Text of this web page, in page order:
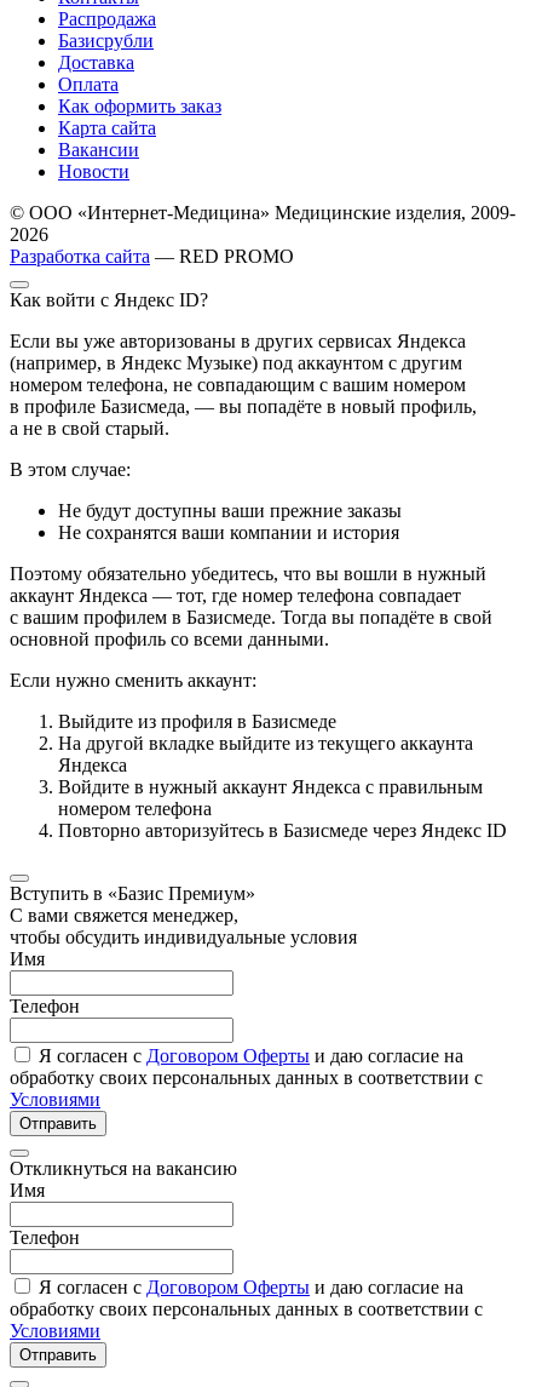
Распродажа
Базисрубли
Доставка
Оплата
Как оформить заказ
Карта сайта
Вакансии
Новости
© ООО «Интернет-Медицина» Медицинские изделия, 2009-
2026
Разработка сайта — RED PROMO
Как войти с Яндекс ID?
Если вы уже авторизованы в других сервисах Яндекса
(например, в Яндекс Музыке) под аккаунтом с другим
номером телефона, не совпадающим с вашим номером
в профиле Базисмеда, — вы попадёте в новый профиль,
а не в свой старый.
В этом случае:
Не будут доступны ваши прежние заказы
Не сохранятся ваши компании и история
Поэтому обязательно убедитесь, что вы вошли в нужный
аккаунт Яндекса — тот, где номер телефона совпадает
с вашим профилем в Базисмеде. Тогда вы попадёте в свой
основной профиль со всеми данными.
Если нужно сменить аккаунт:
Выйдите из профиля в Базисмеде
На другой вкладке выйдите из текущего аккаунта
Яндекса
Войдите в нужный аккаунт Яндекса с правильным
номером телефона
Повторно авторизуйтесь в Базисмеде через Яндекс ID
Вступить в «Базис Премиум»
С вами свяжется менеджер,
чтобы обсудить индивидуальные условия
Имя
Телефон
Я согласен с Договором Оферты и даю согласие на
обработку своих персональных данных в соответствии с
Условиями
Отправить
Откликнуться на вакансию
Имя
Телефон
Я согласен с Договором Оферты и даю согласие на
обработку своих персональных данных в соответствии с
Условиями
Отправить